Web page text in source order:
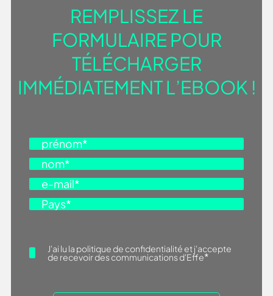
REMPLISSEZ LE
FORMULAIRE POUR
TÉLÉCHARGER
IMMÉDIATEMENT L’EBOOK !
J'ai lu la politique de confidentialité et j'accepte
de recevoir des communications d'Effe*